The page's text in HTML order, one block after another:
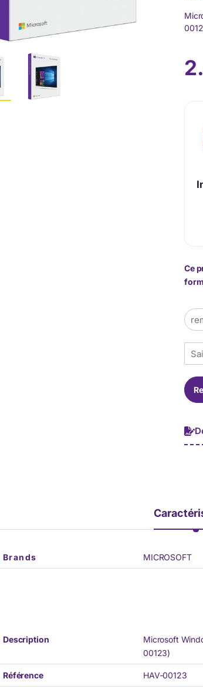
Ce
E
m
é
p
n
e
Brands MICROSOFT
Description
Microsoft
00123)
Référence HAV-00123